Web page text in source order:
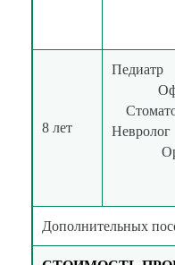
8 лет
Педиатр
Невролог
Дополнительных